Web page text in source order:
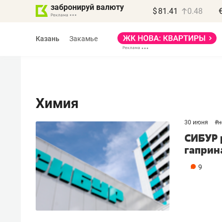
забронируй валюту $ 81.41 0.48
Казань Закамье
Химия
30 июня #
СИБУР
9
Василь Мазитов
МАРТ
«Не зная местных
правил, бизнес может
потерять минимум
полгода»